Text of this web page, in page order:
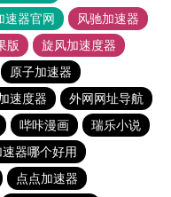
速器官网
风驰加速器
版
旋风加速度器
原子加速器
速度器
外网网址导航
哔咔漫画
瑞乐小说
速器哪个好用
点点加速器